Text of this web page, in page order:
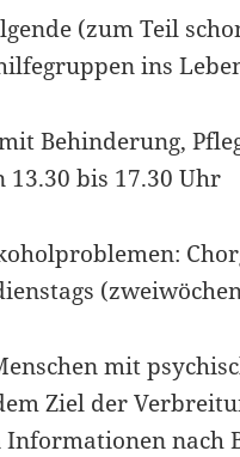
(zum Teil
ins
Behinderung,
13.30 bis 17.30 Uhr
mit
Ziel der
nach